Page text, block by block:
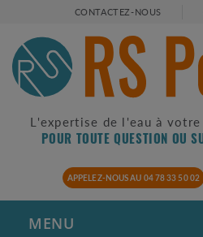
CONTACTEZ-NOUS
L'expertise de l'eau à
POUR TOUTE QUESTION OU
APPELEZ-NOUS AU 04 78 33 50 02
MENU